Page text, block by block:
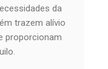
da
trazem alívio
proporcionam